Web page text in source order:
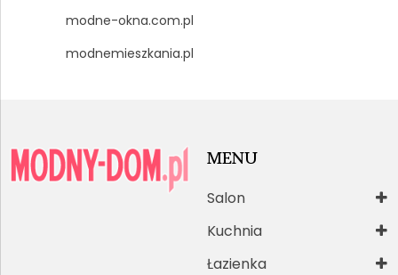
modne-okna.com.pl
modnemieszkania.pl
MENU
Salon
Kuchnia
Łazienka